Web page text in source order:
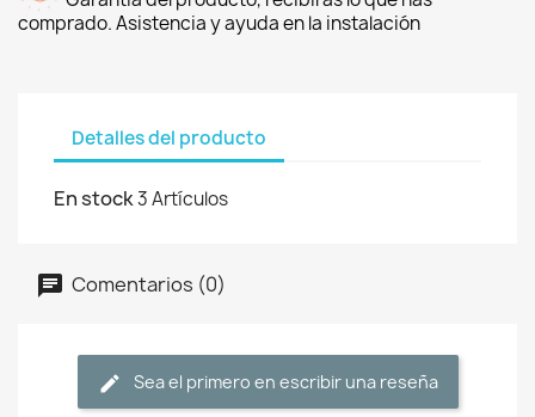
comprado. Asistencia y ayuda en la instalación
Detalles del producto
En stock3 Artículos
Comentarios (0)
Sea el primero en escribir una reseña